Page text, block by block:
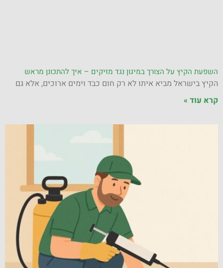
השפעת הקיץ על הצורך במיגון נגד מזיקים – איך להתכונן מראש
הקיץ בישראל מביא איתו לא רק חום כבד וימים ארוכים, אלא גם
קרא עוד »